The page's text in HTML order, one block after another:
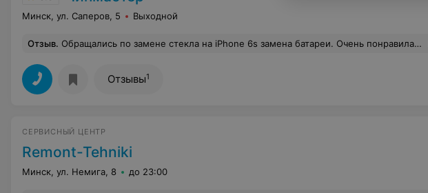
Минск, ул. Саперов, 5 Выходной
Отзыв. Обращались по замене стекла на iPhone 6s замена батареи. Очень понравилась атмосфера в мастерской! Сделано быстро, качественно от нового вообще не отличить. Обслуживание на высшем уровне! Порадовала цена со скидкой защитный экран в подарок. Спасибо, Вам за вашу работу, процветания, успехов, хороших клиентов и главное здоровья!
Отзывы1
CЕРВИСНЫЙ ЦЕНТР
Remont-Tehniki
Минск, ул. Немига, 8 до 23:00